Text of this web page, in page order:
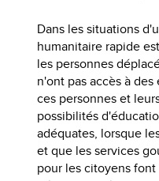
Dans les situations
humanitaire rapide
les personnes
n'ont pas accès à
ces personnes et
possibilités
adéquates, lorsque
et que les services
pour les citoyens